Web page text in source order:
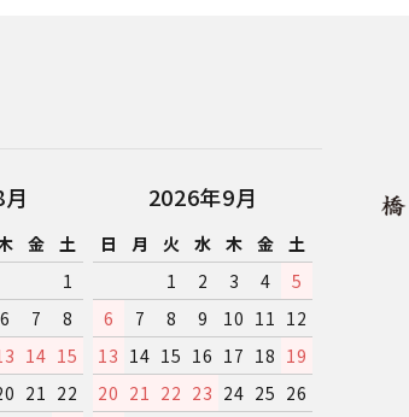
金
土
1
6 7
8
14 15
21 22
2026年9月
日 月 火 水 木 金
土
1
2 3 4
5
6
7 8 9 10 11 12
13 14 15 16 17 18 19
20 21 22 23 24 25 26